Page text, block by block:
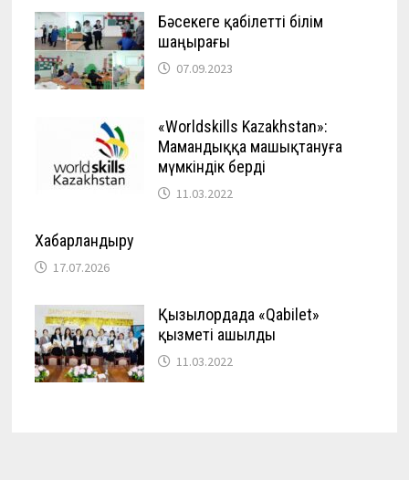
Бәсекеге қабілетті білім
шаңырағы
07.09.2023
«Worldskills Kazakhstan»:
Мамандыққа машықтануға
мүмкіндік берді
11.03.2022
Хабарландыру
17.07.2026
Қызылордада «Qabilet»
қызметі ашылды
11.03.2022